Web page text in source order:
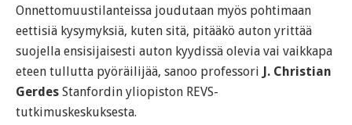
Onnettomuustilanteissa joudutaan myös pohtimaan
eettisiä kysymyksiä, kuten sitä, pitääkö auton yrittää
suojella ensisijaisesti auton kyydissä olevia vai vaikkapa
eteen tullutta pyöräilijää, sanoo professori
J. Christian
Gerdes Stanfordin yliopiston REVS-
tutkimuskeskuksesta.